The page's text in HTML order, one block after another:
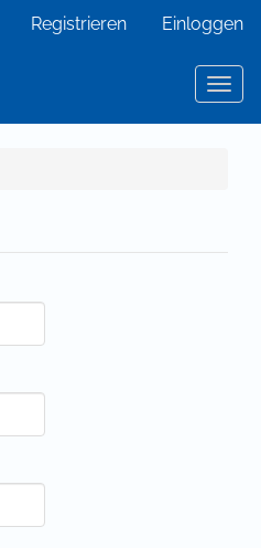
Registrieren Einloggen